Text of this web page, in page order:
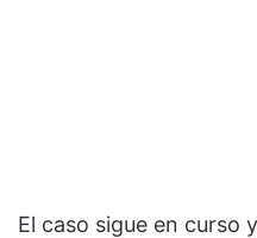
El caso sigue en curso